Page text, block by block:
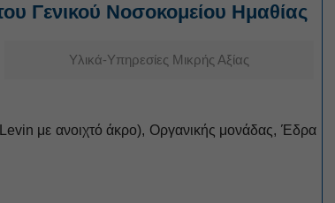
Γενικού Νοσοκομείου Ημαθίας
Υλικά-Υπηρεσίες Μικρής Αξίας
με ανοιχτό άκρο), Οργανικής μονάδας, Έδρα